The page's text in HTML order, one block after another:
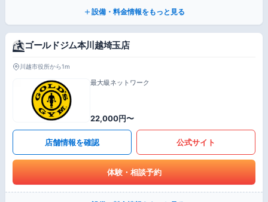
設備・料金情報をもっと見る
ゴールドジム本川越埼玉店
川越市役所から1m
最大級ネットワーク
22,000円〜
店舗情報を確認 公式サイト
体験・相談予約